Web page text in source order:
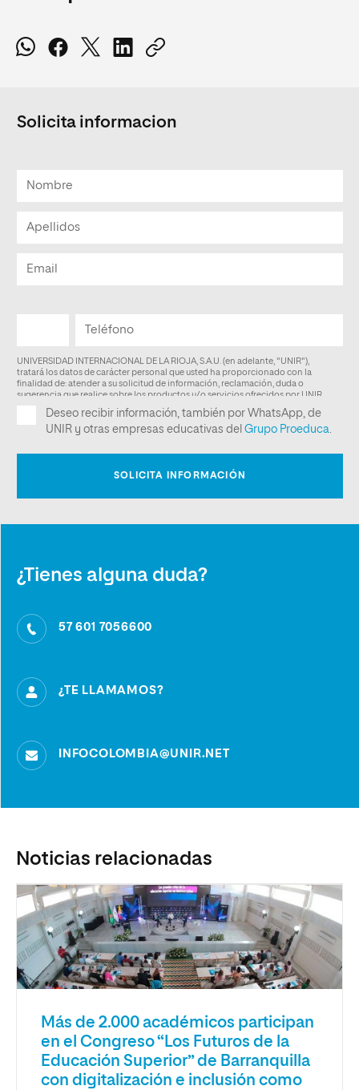
Solicita informacion
¿Tienes alguna duda?
57 601 7056600
¿TE LLAMAMOS?
INFOCOLOMBIA@UNIR.NET
Noticias relacionadas
Más de 2.000 académicos participan
en el Congreso “Los Futuros de la
Educación Superior” de Barranquilla
con digitalización e inclusión como